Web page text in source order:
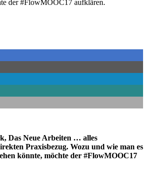
der #FlowMOOC17 aufklären.
Das Neue Arbeiten … alles
Praxisbezug. Wozu und wie man es
könnte, möchte der #FlowMOOC17